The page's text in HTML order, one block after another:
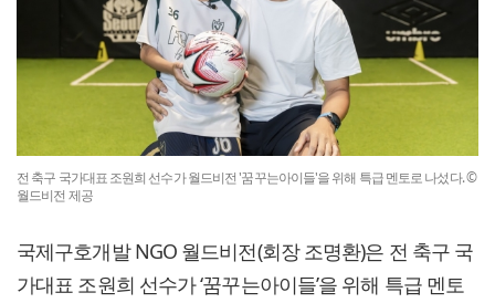
전 축구 국가대표 조원희 선수가 월드비전 '꿈꾸는아이들'을 위해 특급 멘토로 나섰다. ©
월드비전 제공
국제구호개발 NGO 월드비전(회장 조명환)은 전 축구 국
가대표 조원희 선수가 ‘꿈꾸는아이들’을 위해 특급 멘토